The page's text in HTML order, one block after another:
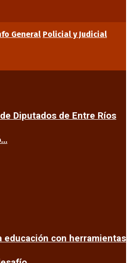
General Policial y Judicial
Diputados de Entre Ríos
educación con herramientas